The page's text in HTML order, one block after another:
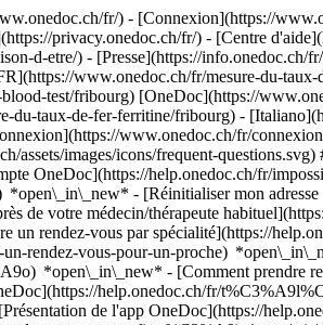
fr/) - [Connexion](https://
privacy.onedoc.ch/fr/) - [Centre
d-etre/) - [Presse](https://info.onedoc.ch/
www.onedoc.ch/fr/mesure-du-
test/fribourg) [OneDoc](https://
du-taux-de-fer-ferritine/fribourg) -
www.onedoc.ch/fr/
images/icons/frequent-
OneDoc](https://help.onedoc.ch/fr/
- [Réinitialiser mon
de votre médecin/thérapeute
rendez-vous par spécialité](https://
rendez-vous-pour-un-proche)
*open\_in\_new* - [Comment prendre
help.onedoc.ch/fr/
de l'app OneDoc](https://